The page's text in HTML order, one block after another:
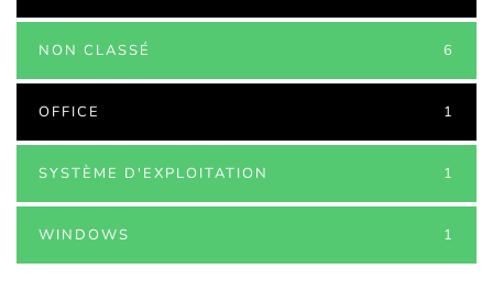
NON CLASSÉ 6
OFFICE 1
SYSTÈME D'EXPLOITATION 1
WINDOWS 1